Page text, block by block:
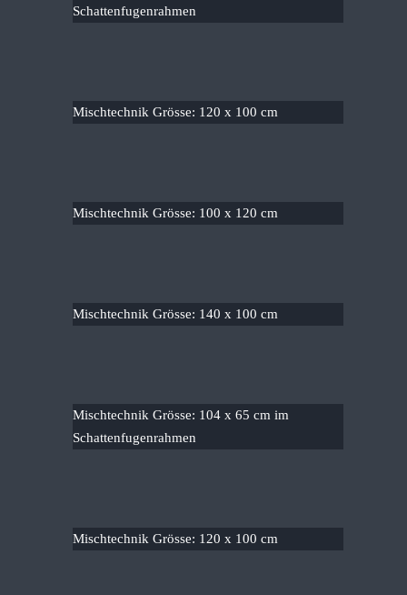
Schattenfugenrahmen
Mischtechnik Grösse: 120 x 100 cm
Mischtechnik Grösse: 100 x 120 cm
Mischtechnik Grösse: 140 x 100 cm
Mischtechnik Grösse: 104 x 65 cm im
Schattenfugenrahmen
Mischtechnik Grösse: 120 x 100 cm